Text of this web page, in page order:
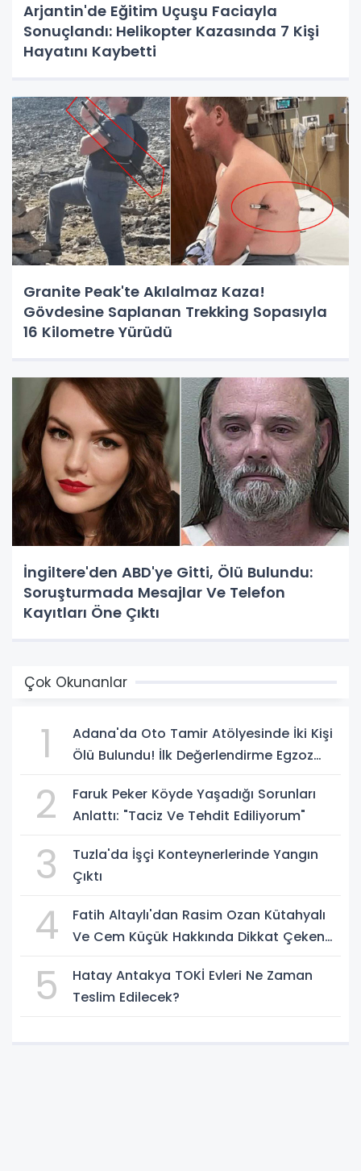
Arjantin'de Eğitim Uçuşu Faciayla
Sonuçlandı: Helikopter Kazasında 7 Kişi
Hayatını Kaybetti
Granite Peak'te Akılalmaz Kaza!
Gövdesine Saplanan Trekking Sopasıyla
16 Kilometre Yürüdü
İngiltere'den ABD'ye Gitti, Ölü Bulundu:
Soruşturmada Mesajlar Ve Telefon
Kayıtları Öne Çıktı
Çok Okunanlar
1
Adana'da Oto Tamir Atölyesinde İki Kişi
Ölü Bulundu! İlk Değerlendirme Egzoz
2
Faruk Peker Köyde Yaşadığı Sorunları
Anlattı: "Taciz Ve Tehdit Ediliyorum"
3
Tuzla'da İşçi Konteynerlerinde Yangın
Çıktı
4
Fatih Altaylı'dan Rasim Ozan Kütahyalı
Ve Cem Küçük Hakkında Dikkat Çeken
5
Hatay Antakya TOKİ Evleri Ne Zaman
Teslim Edilecek?